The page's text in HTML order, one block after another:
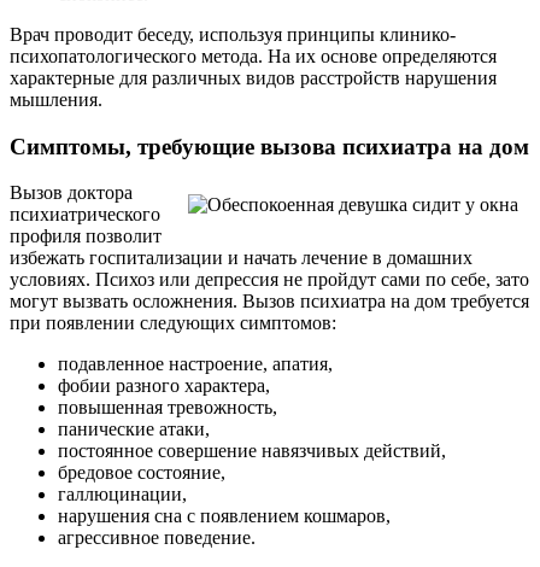
Врач проводит беседу, используя принципы клинико-
психопатологического метода. На их основе определяются
характерные для различных видов расстройств нарушения
мышления.
Симптомы, требующие вызова психиатра на дом
Вызов доктора
психиатрического
профиля позволит
избежать госпитализации и начать лечение в домашних
условиях. Психоз или депрессия не пройдут сами по себе, зато
могут вызвать осложнения. Вызов психиатра на дом требуется
при появлении следующих симптомов:
подавленное настроение, апатия,
фобии разного характера,
повышенная тревожность,
панические атаки,
постоянное совершение навязчивых действий,
бредовое состояние,
галлюцинации,
нарушения сна с появлением кошмаров,
агрессивное поведение.